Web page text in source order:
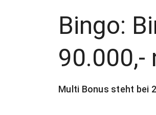
Bingo:
90.000,-
Multi Bonus steht bei